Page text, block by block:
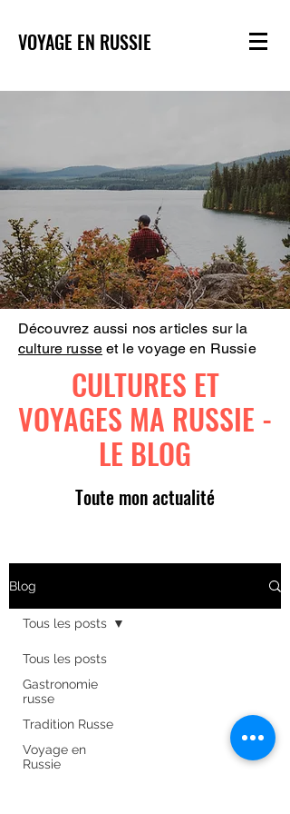
VOYAGE EN RUSSIE
Découvrez aussi nos articles sur la
culture russe et le voyage en Russie
CULTURES ET
VOYAGES MA RUSSIE -
LE BLOG
Toute mon actualité
Blog
Tous les posts
Gastronomie
russe
Tradition Russe
Voyage en
Russie
Tous les posts